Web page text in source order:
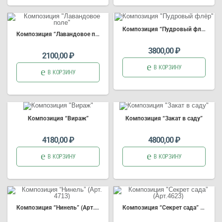
Композиция “Лавандовое поле”
2100,00₽
В КОРЗИНУ
Композиция “Пудровый флёр”
3800,00₽
В КОРЗИНУ
Композиция “Вираж”
4180,00₽
В КОРЗИНУ
Композиция “Закат в саду”
4800,00₽
В КОРЗИНУ
Композиция “Нинель” (Арт. 4713) Композиция “Секрет сада” (Арт.4623)